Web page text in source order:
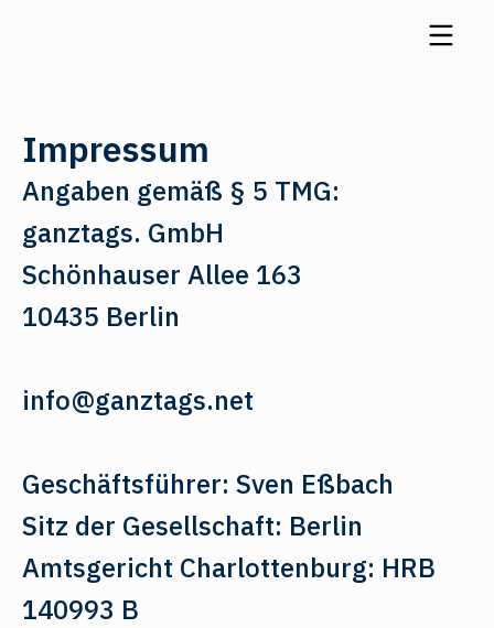
Impressum
Angaben gemäß § 5 TMG:
ganztags. GmbH
Schönhauser Allee 163
10435 Berlin
info@ganztags.net
Geschäftsführer: Sven Eßbach
Sitz der Gesellschaft: Berlin
Amtsgericht Charlottenburg: HRB
140993 B